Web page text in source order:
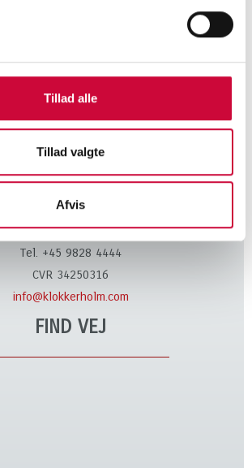
Tillad alle
Tillad valgte
Afvis
veta mer om våra
KONTAKT
Karosseridele A/S
Kløvervej 6
DK-9320 Hjallerup
Tel. +45 9828 4444
CVR 34250316
info@klokkerholm.com
FIND VEJ